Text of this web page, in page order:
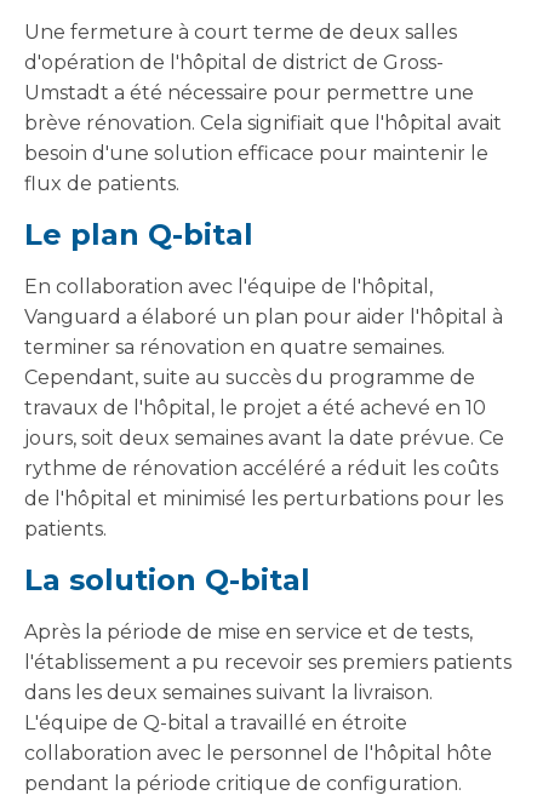
Une fermeture à court terme de deux salles
d'opération de l'hôpital de district de Gross-
Umstadt a été nécessaire pour permettre une
brève rénovation. Cela signifiait que l'hôpital avait
besoin d'une solution efficace pour maintenir le
flux de patients.
Le plan Q-bital
En collaboration avec l'équipe de l'hôpital,
Vanguard a élaboré un plan pour aider l'hôpital à
terminer sa rénovation en quatre semaines.
Cependant, suite au succès du programme de
travaux de l'hôpital, le projet a été achevé en 10
jours, soit deux semaines avant la date prévue. Ce
rythme de rénovation accéléré a réduit les coûts
de l'hôpital et minimisé les perturbations pour les
patients.
La solution Q-bital
Après la période de mise en service et de tests,
l'établissement a pu recevoir ses premiers patients
dans les deux semaines suivant la livraison.
L'équipe de Q-bital a travaillé en étroite
collaboration avec le personnel de l'hôpital hôte
pendant la période critique de configuration.